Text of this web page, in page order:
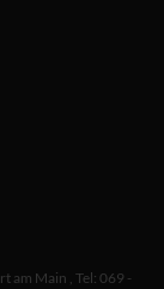
am Main , Tel: 069 -